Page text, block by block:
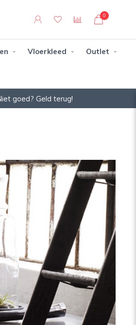
0
Vloerkleed Outlet
goed? Geld terug!